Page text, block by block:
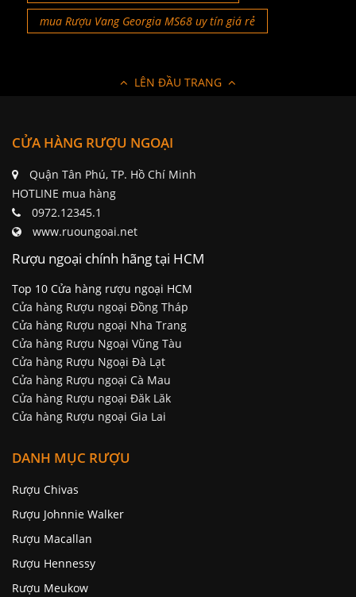
mua Rượu Vang Georgia MS68 uy tín giá rẻ
LÊN ĐẦU TRANG
CỬA HÀNG RƯỢU NGOẠI
Quận Tân Phú, TP. Hồ Chí Minh
HOTLINE mua hàng
0972.12345.1
www.ruoungoai.net
Rượu ngoại chính hãng tại HCM
Top 10 Cửa hàng rượu ngoại HCM
Cửa hàng Rượu ngoại Đồng Tháp
Cửa hàng Rượu ngoại Nha Trang
Cửa hàng Rượu Ngoại Vũng Tàu
Cửa hàng Rượu Ngoại Đà Lạt
Cửa hàng Rượu ngoại Cà Mau
Cửa hàng Rượu ngoại Đăk Lăk
Cửa hàng Rượu ngoại Gia Lai
DANH MỤC RƯỢU
Rượu Chivas
Rượu Johnnie Walker
Rượu Macallan
Rượu Hennessy
Rượu Meukow